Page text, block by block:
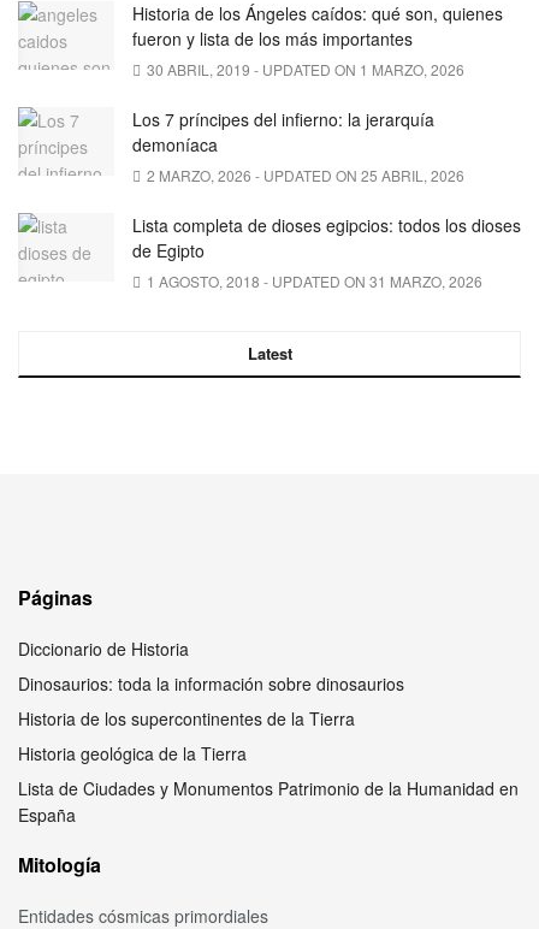
Historia de los Ángeles caídos: qué son, quienes
fueron y lista de los más importantes
30 ABRIL, 2019 - UPDATED ON 1 MARZO, 2026
Los 7 príncipes del infierno: la jerarquía
demoníaca
2 MARZO, 2026 - UPDATED ON 25 ABRIL, 2026
Lista completa de dioses egipcios: todos los dioses
de Egipto
1 AGOSTO, 2018 - UPDATED ON 31 MARZO, 2026
Latest
Páginas
Diccionario de Historia
Dinosaurios: toda la información sobre dinosaurios
Historia de los supercontinentes de la Tierra
Historia geológica de la Tierra
Lista de Ciudades y Monumentos Patrimonio de la Humanidad en
España
Mitología
Entidades cósmicas primordiales